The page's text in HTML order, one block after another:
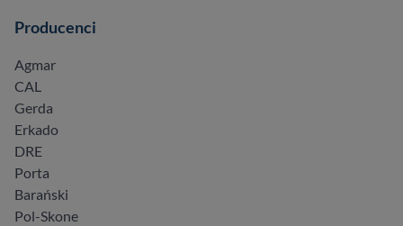
Producenci
Agmar
CAL
Gerda
Erkado
DRE
Porta
Barański
Pol-Skone